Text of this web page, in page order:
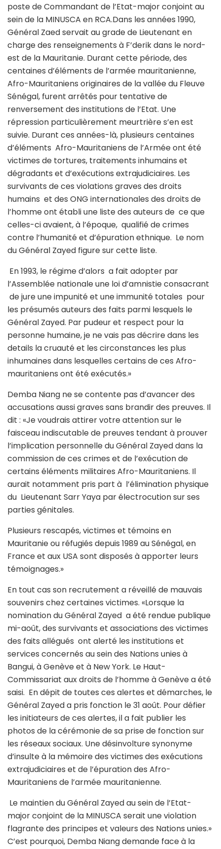
poste de Commandant de l’Etat-major conjoint au
sein de la MINUSCA en RCA.Dans les années 1990,
Général Zaed servait au grade de Lieutenant en
charge des renseignements à F’derik dans le nord-
est de la Mauritanie. Durant cette période, des
centaines d’éléments de l’armée mauritanienne,
Afro-Mauritaniens originaires de la vallée du Fleuve
Sénégal, furent arrêtés pour tentative de
renversement des institutions de l’Etat. Une
répression particulièrement meurtrière s’en est
suivie. Durant ces années-là, plusieurs centaines
d’éléments Afro-Mauritaniens de l’Armée ont été
victimes de tortures, traitements inhumains et
dégradants et d’exécutions extrajudiciaires. Les
survivants de ces violations graves des droits
humains et des ONG internationales des droits de
l’homme ont établi une liste des auteurs de ce que
celles-ci avaient, à l’époque, qualifié de crimes
contre l’humanité et d’épuration ethnique. Le nom
du Général Zayed figure sur cette liste.
En 1993, le régime d’alors a fait adopter par
l’Assemblée nationale une loi d’amnistie consacrant
de jure une impunité et une immunité totales pour
les présumés auteurs des faits parmi lesquels le
Général Zayed. Par pudeur et respect pour la
personne humaine, je ne vais pas décrire dans les
details la cruauté et les circonstances les plus
inhumaines dans lesquelles certains de ces Afro-
mauritaniens ont été exécutés.»
Demba Niang ne se contente pas d’avancer des
accusations aussi graves sans brandir des preuves. Il
dit : «Je voudrais attirer votre attention sur le
faisceau indiscutable de preuves tendant à prouver
l’implication personnelle du Général Zayed dans la
commission de ces crimes et de l’exécution de
certains éléments militaires Afro-Mauritaniens. Il
aurait notamment pris part à l’élimination physique
du Lieutenant Sarr Yaya par électrocution sur ses
parties génitales.
Plusieurs rescapés, victimes et témoins en
Mauritanie ou réfugiés depuis 1989 au Sénégal, en
France et aux USA sont disposés à apporter leurs
témoignages.»
En tout cas son recrutement a réveillé de mauvais
souvenirs chez certaines victimes. «Lorsque la
nomination du Général Zayed a été rendue publique
mi-août, des survivants et associations des victimes
des faits allégués ont alerté les institutions et
services concernés au sein des Nations unies à
Bangui, à Genève et à New York. Le Haut-
Commissariat aux droits de l’homme à Genève a été
saisi. En dépit de toutes ces alertes et démarches, le
Général Zayed a pris fonction le 31 août. Pour défier
les initiateurs de ces alertes, il a fait publier les
photos de la cérémonie de sa prise de fonction sur
les réseaux sociaux. Une désinvolture synonyme
d’insulte à la mémoire des victimes des exécutions
extrajudiciaires et de l’épuration des Afro-
Mauritaniens de l’armée mauritanienne.
Le maintien du Général Zayed au sein de l’Etat-
major conjoint de la MINUSCA serait une violation
flagrante des principes et valeurs des Nations unies.»
C’est pourquoi, Demba Niang demande face à la